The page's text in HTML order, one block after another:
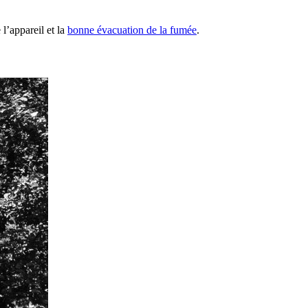
et la bonne évacuation de la fumée.